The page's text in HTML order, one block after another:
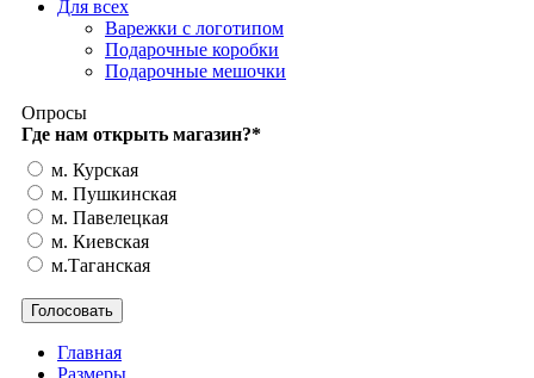
Для всех
Варежки с логотипом
Подарочные коробки
Подарочные мешочки
Опросы
Где нам открыть магазин?*
м. Курская
м. Пушкинская
м. Павелецкая
м. Киевская
м.Таганская
Главная
Размеры